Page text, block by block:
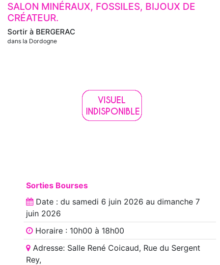
Sortir à BERGERAC
dans la Dordogne
SALON MINÉRAUX, FOSSILES, BIJOUX DE
CRÉATEUR.
Sorties Bourses
Date : du samedi 6 juin 2026 au dimanche 7
juin 2026
Horaire : 10h00 à 18h00
Adresse: Salle René Coicaud, Rue du Sergent
Rey,